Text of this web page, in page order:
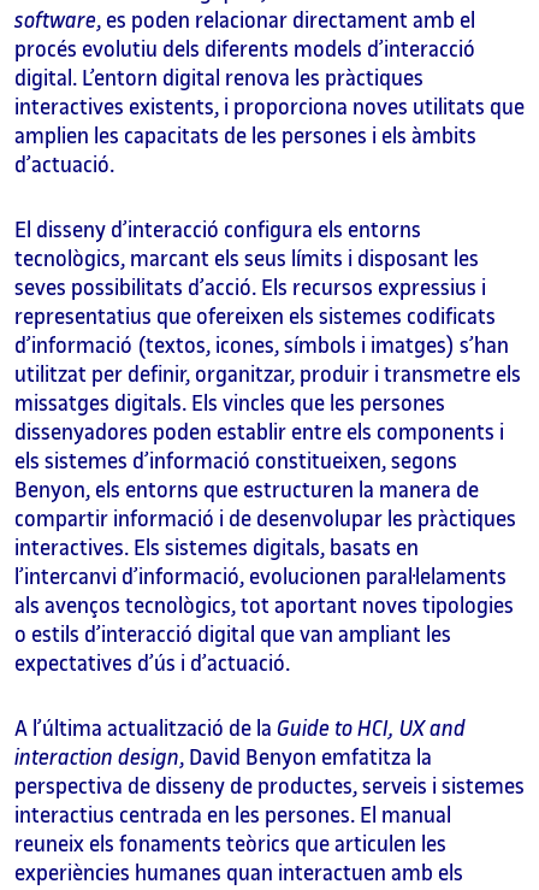
software, es poden relacionar directament amb el
procés evolutiu dels diferents models d’interacció
digital. L’entorn digital renova les pràctiques
interactives existents, i proporciona noves utilitats que
amplien les capacitats de les persones i els àmbits
d’actuació.
El disseny d’interacció configura els entorns
tecnològics, marcant els seus límits i disposant les
seves possibilitats d’acció. Els recursos expressius i
representatius que ofereixen els sistemes codificats
d’informació (textos, icones, símbols i imatges) s’han
utilitzat per definir, organitzar, produir i transmetre els
missatges digitals. Els vincles que les persones
dissenyadores poden establir entre els components i
els sistemes d’informació constitueixen, segons
Benyon, els entorns que estructuren la manera de
compartir informació i de desenvolupar les pràctiques
interactives. Els sistemes digitals, basats en
l’intercanvi d’informació, evolucionen paral·lelaments
als avenços tecnològics, tot aportant noves tipologies
o estils d’interacció digital que van ampliant les
expectatives d’ús i d’actuació.
A l’última actualització de la Guide to HCI, UX and
interaction design, David Benyon emfatitza la
perspectiva de disseny de productes, serveis i sistemes
interactius centrada en les persones. El manual
reuneix els fonaments teòrics que articulen les
experiències humanes quan interactuen amb els